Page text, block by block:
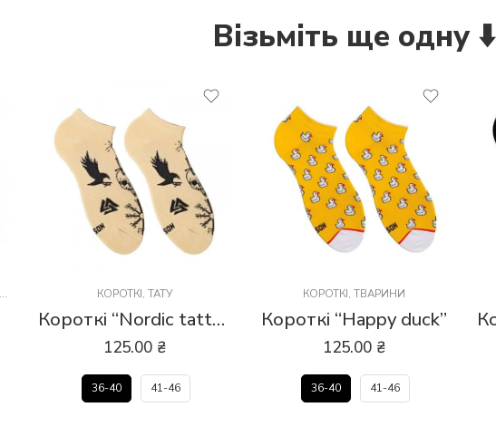
Візьміть ще одну ⬇️
КОРОТКІ, ТАТУ
Короткі “Nordic tattoo”
125.00 ₴
36-40 41-46
КОРОТКІ, ТВАРИНИ
Короткі “Happy duck”
125.00 ₴
36-40 41-46